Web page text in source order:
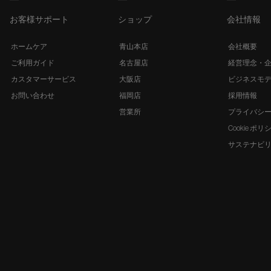
お客様サポート
ホームケア
ご利用ガイド
カスタマーサービス
お問い合わせ
ショップ
青山本店
名古屋店
大阪店
福岡店
営業所
会社情報
会社概要
経営理念・
ビジネスモ
採用情報
プライバシ
Cookie ポリ
サステナビ